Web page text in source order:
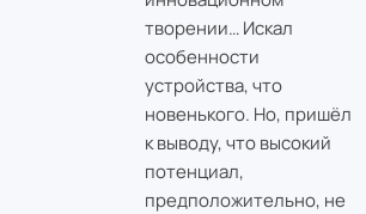
творении… Искал
особенности
устройства, что
новенького. Но, пришёл
к выводу, что высокий
потенциал,
предположительно, не